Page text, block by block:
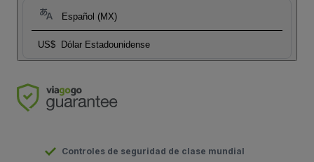
Español (MX)
US$ Dólar Estadounidense
Controles de seguridad de clase mundial